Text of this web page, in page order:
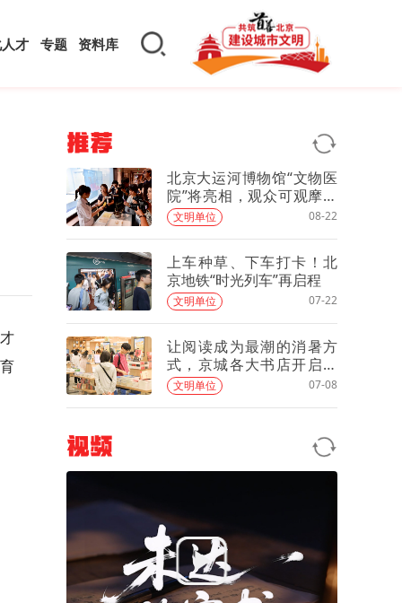
才 专题 资料库
推荐
北京大运河博物馆“文物医
院”将亮相，观众可观摩文
物修复
文明单位 08-22
上车种草、下车打卡！北
京地铁“时光列车”再启程
文明单位 07-22
让阅读成为最潮的消暑方
式，京城各大书店开启暑
期模式
文明单位 07-08
视频